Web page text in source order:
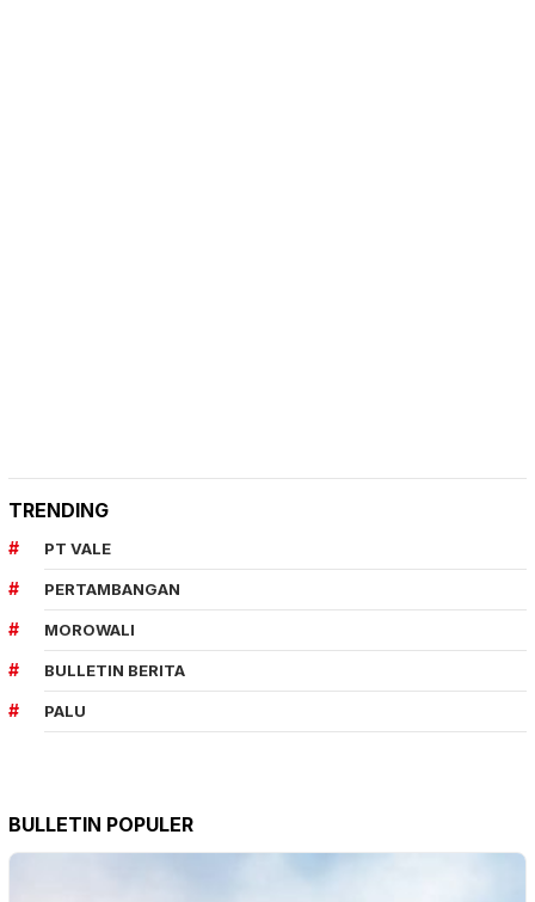
TRENDING
PT VALE
PERTAMBANGAN
MOROWALI
BULLETIN BERITA
PALU
BULLETIN POPULER